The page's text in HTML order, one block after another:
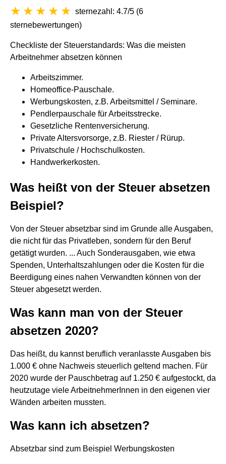
sternezahl: 4.7/5 (6
sternebewertungen)
Checkliste der Steuerstandards: Was die meisten
Arbeitnehmer absetzen können
Arbeitszimmer.
Homeoffice-Pauschale.
Werbungskosten, z.B. Arbeitsmittel / Seminare.
Pendlerpauschale für Arbeitsstrecke.
Gesetzliche Rentenversicherung.
Private Altersvorsorge, z.B. Riester / Rürup.
Privatschule / Hochschulkosten.
Handwerkerkosten.
Was heißt von der Steuer absetzen
Beispiel?
Von der Steuer absetzbar sind im Grunde alle Ausgaben,
die nicht für das Privatleben, sondern für den Beruf
getätigt wurden. ... Auch Sonderausgaben, wie etwa
Spenden, Unterhaltszahlungen oder die Kosten für die
Beerdigung eines nahen Verwandten können von der
Steuer abgesetzt werden.
Was kann man von der Steuer
absetzen 2020?
Das heißt, du kannst beruflich veranlasste Ausgaben bis
1.000 € ohne Nachweis steuerlich geltend machen. Für
2020 wurde der Pauschbetrag auf 1.250 € aufgestockt, da
heutzutage viele ArbeitnehmerInnen in den eigenen vier
Wänden arbeiten mussten.
Was kann ich absetzen?
Absetzbar sind zum Beispiel Werbungskosten